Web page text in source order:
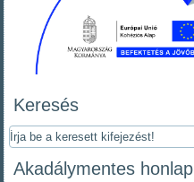
Keresés
Akadálymentes honlap